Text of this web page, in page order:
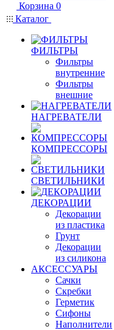
Корзина 0
Каталог
ФИЛЬТРЫ
Фильтры
внутренние
Фильтры
внешние
НАГРЕВАТЕЛИ
КОМПРЕССОРЫ
СВЕТИЛЬНИКИ
ДЕКОРАЦИИ
Декорации
из пластика
Грунт
Декорации
из силикона
АКСЕССУАРЫ
Сачки
Скребки
Герметик
Сифоны
Наполнители